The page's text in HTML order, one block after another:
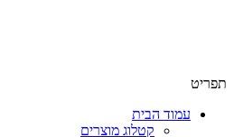
תפריט
עמוד הבית
קטלוג מוצרים